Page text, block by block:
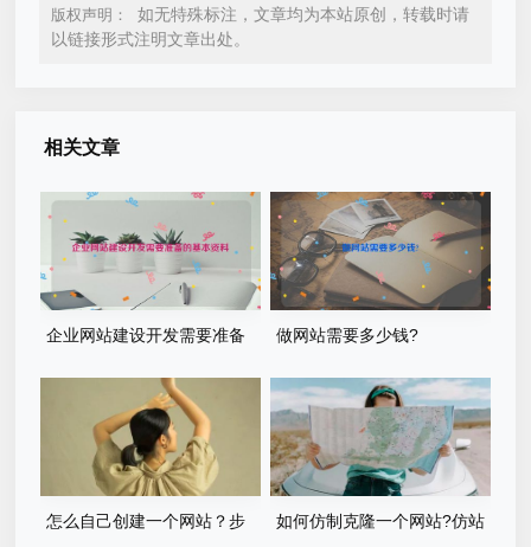
版权声明：
如无特殊标注，文章均为本站原创，转载时请
以链接形式注明文章出处。
相关文章
企业网站建设开发需要准备
做网站需要多少钱?
怎么自己创建一个网站？步
如何仿制克隆一个网站?仿站